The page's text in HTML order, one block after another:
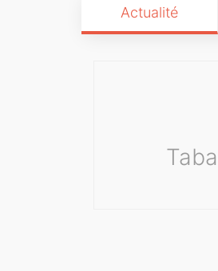
Actualité